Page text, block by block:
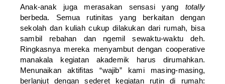
Anak-anak juga merasakan sensasi yang totally
berbeda. Semua rutinitas yang berkaitan dengan
sekolah dan kuliah cukup dilakukan dari rumah, bisa
sambil rebahan dan ngemil sewaktu-waktu deh.
Ringkasnya mereka menyambut dengan cooperative
manakala kegiatan akademik harus dirumahkan.
Menunaikan aktifitas “wajib” kami masing-masing,
berlanjut dengan sederet kegiatan rutin di rumah: